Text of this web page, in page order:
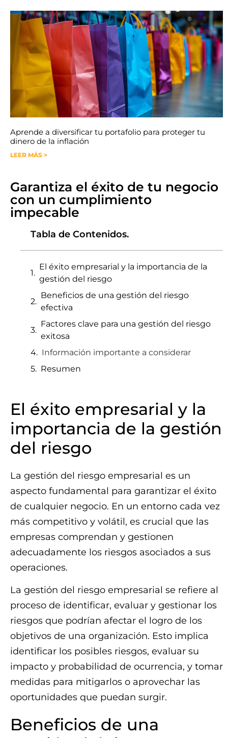
Aprende a diversificar tu portafolio para proteger tu
dinero de la inflación
LEER MÁS >
Garantiza el éxito de tu negocio
con un cumplimiento
impecable
Tabla de Contenidos.
El éxito empresarial y la importancia de la
gestión del riesgo
Beneficios de una gestión del riesgo
efectiva
Factores clave para una gestión del riesgo
exitosa
Información importante a considerar
Resumen
El éxito empresarial y la
importancia de la gestión
del riesgo
La gestión del riesgo empresarial es un
aspecto fundamental para garantizar el éxito
de cualquier negocio. En un entorno cada vez
más competitivo y volátil, es crucial que las
empresas comprendan y gestionen
adecuadamente los riesgos asociados a sus
operaciones.
La gestión del riesgo empresarial se refiere al
proceso de identificar, evaluar y gestionar los
riesgos que podrían afectar el logro de los
objetivos de una organización. Esto implica
identificar los posibles riesgos, evaluar su
impacto y probabilidad de ocurrencia, y tomar
medidas para mitigarlos o aprovechar las
oportunidades que puedan surgir.
Beneficios de una